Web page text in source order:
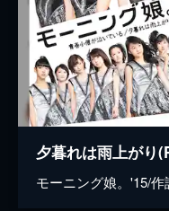
夕暮れは雨上が
モーニング娘。'15/